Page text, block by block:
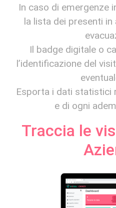
In caso di emergenze
la lista dei presenti in
Il badge digitale o
l’identiﬁcazione del
Esporta i dati statistici
e di ogni
Traccia le